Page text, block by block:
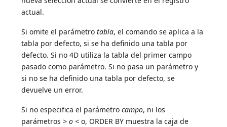
actual.
Si omite el parámetrotabla, el comando se aplica a la
tabla por defecto, si se ha definido una tabla por
defecto. Si no 4D utiliza la tabla del primer campo
pasado como parámetro. Si no pasa un parámetro y
si no se ha definido una tabla por defecto, se
devuelve un error.
Si no especifica el parámetrocampo, ni los
parámetros > o < o, ORDER BY muestra la caja de